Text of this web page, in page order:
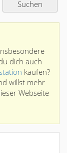
dich auch
kaufen?
willst mehr
Webseite